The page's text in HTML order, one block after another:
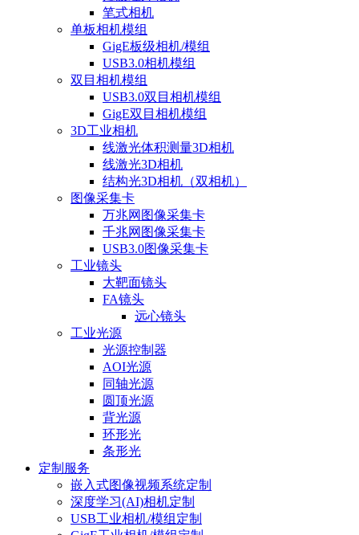
笔式相机
单板相机模组
GigE板级相机/模组
USB3.0相机模组
双目相机模组
USB3.0双目相机模组
GigE双目相机模组
3D工业相机
线激光体积测量3D相机
线激光3D相机
结构光3D相机（双相机）
图像采集卡
万兆网图像采集卡
千兆网图像采集卡
USB3.0图像采集卡
工业镜头
大靶面镜头
FA镜头
远心镜头
工业光源
光源控制器
AOI光源
同轴光源
圆顶光源
背光源
环形光
条形光
定制服务
嵌入式图像视频系统定制
深度学习(AI)相机定制
USB工业相机/模组定制